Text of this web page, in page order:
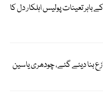
باہر تعینات پولیس اہلکار دل کا
بنا دیئے گئے، چودھری یاسین